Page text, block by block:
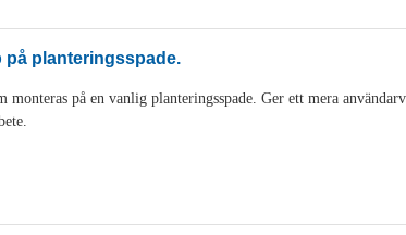
på planteringsspade.
monteras på en vanlig planteringsspade. Ger ett mera